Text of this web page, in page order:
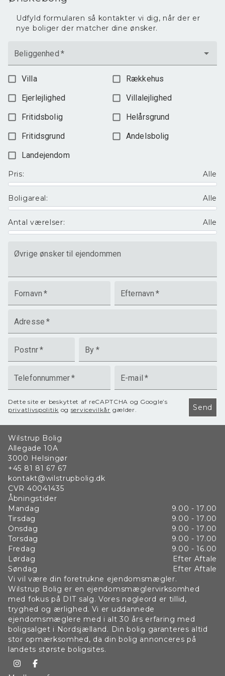
Udfyld formularen så kontakter vi dig, når der er
nye boliger der matcher dine ønsker.
Beliggenhed *
Villa
Rækkehus
Ejerlejlighed
Villalejlighed
Fritidsbolig
Helårsgrund
Fritidsgrund
Andelsbolig
Landejendom
Pris: Alle
Boligareal: Alle
Antal værelser: Alle
Øvrige ønsker til ejendommen
Fornavn * Efternavn *
Adresse *
Postnr* By *
Telefonnummer* E-mail *
Dette site er beskyttet af reCAPTCHA og Google’s
privatlivspolitik og servicevilkår gælder. Send
Wilstrup Bolig
Allegade 10A
3000 Helsingør
+45 81 81 67 67
kontakt@wilstrupbolig.dk
CVR 40041435
Åbningstider
Mandag
9.00 - 17.00
Tirsdag
9.00 - 17.00
Onsdag
9.00 - 17.00
Torsdag
9.00 - 17.00
Fredag
9.00 - 16.00
Lørdag
Efter Aftale
Søndag
Efter Aftale
Vi vil være din foretrukne ejendomsmægler.
Wilstrup Bolig er en ejendomsmæglervirksomhed
med fokus på DIT salg. Vores nøgleord er tillid,
tryghed og ærlighed. Vi er uddannede
ejendomsmæglere med i alt 30 års erfaring med
boligsalget i Nordsjælland. Din bolig garanteres altid
stor opmærksomhed, da din bolig annonceres på
landets største boligsites.